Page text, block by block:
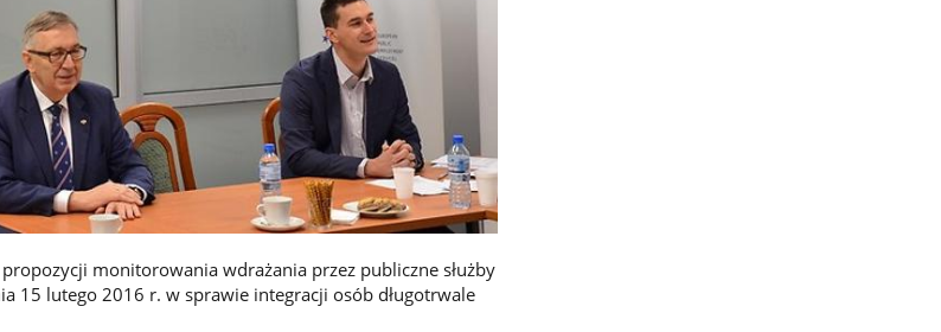
monitorowania wdrażania przez publiczne służby
15 lutego 2016 r. w sprawie integracji osób długotrwale